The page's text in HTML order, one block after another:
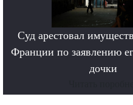
Суд арестовал
Франции по заявлению
дочки